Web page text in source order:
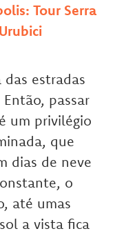
Tour Serra
estradas
passar
um privilégio
que
dias de neve
o
até umas
a vista fica